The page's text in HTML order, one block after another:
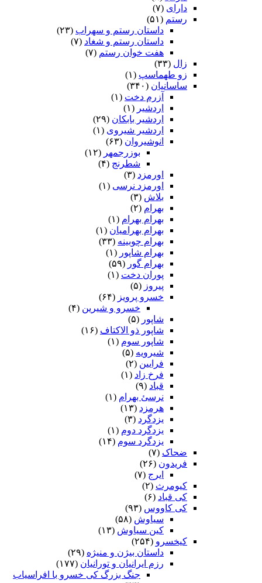
دارای (۷)
رستم (۵۱)
داستان رستم و سهراب (۲۳)
داستان رستم و شغاد (۷)
هفت خوان رستم‏ (۷)
زال (۳۳)
زو طهماسپ‏ (۱)
ساسانیان (۳۴۰)
آزرم دخت (۱)
اردشیر (۱)
اردشیر بابکان (۲۹)
اردشیر شیروی (۱)
انوشیروان (۶۳)
بوزرجمهر (۱۲)
شطرنج (۴)
اورمزد (۳)
اورمزد نرسى‏ (۱)
بلاش (۳)
بهرام (۲)
بهرام بهرام (۱)
بهرام بهرامیان‏ (۱)
بهرام چوبینه (۳۳)
بهرام شاپور (۱)
بهرام گور (۵۹)
پوران دخت (۱)
پیروز (۵)
خسرو پرویز (۶۴)
خسرو و شیرین (۴)
شاپور (۵)
شاپور ذو الاکتاف (۱۶)
شاپور سوم‏ (۱)
شیرویه (۵)
فرایین (۲)
فرخ زاد (۱)
قباد (۹)
نرسئ بهرام‏ (۱)
هرمزد (۱۳)
یزدگرد (۳)
یزدگرد دوم (۱)
یزدگرد سوم (۱۴)
ضحاک (۷)
فریدون (۲۶)
ایرج (۷)
کیومرث (۲)
کی قباد (۶)
کی کاووس (۹۳)
سیاوش (۵۸)
کین سیاوش (۱۳)
کیخسرو (۲۵۴)
داستان بیژن و منیژه (۲۹)
رزم ایرانیان و تورانیان (۱۷۷)
جنگ بزرگ کی خسرو با افراسیاب